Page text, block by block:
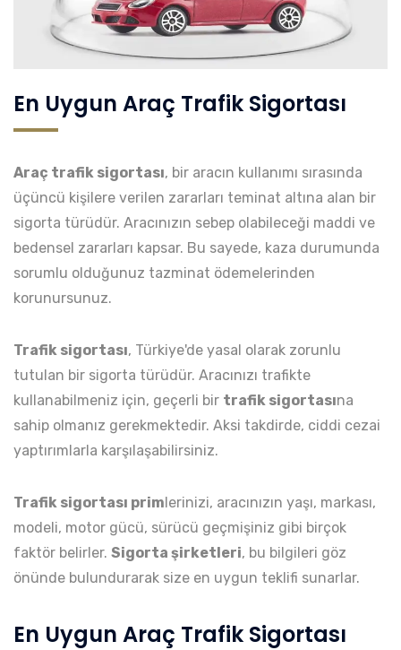
En Uygun Araç Trafik Sigortası
Araç trafik sigortası, bir aracın kullanımı sırasında
üçüncü kişilere verilen zararları teminat altına alan bir
sigorta türüdür. Aracınızın sebep olabileceği maddi ve
bedensel zararları kapsar. Bu sayede, kaza durumunda
sorumlu olduğunuz tazminat ödemelerinden
korunursunuz.
Trafik sigortası, Türkiye'de yasal olarak zorunlu
tutulan bir sigorta türüdür. Aracınızı trafikte
kullanabilmeniz için, geçerli bir trafik sigortasına
sahip olmanız gerekmektedir. Aksi takdirde, ciddi cezai
yaptırımlarla karşılaşabilirsiniz.
Trafik sigortası primlerinizi, aracınızın yaşı, markası,
modeli, motor gücü, sürücü geçmişiniz gibi birçok
faktör belirler. Sigorta şirketleri, bu bilgileri göz
önünde bulundurarak size en uygun teklifi sunarlar.
En Uygun Araç Trafik Sigortası